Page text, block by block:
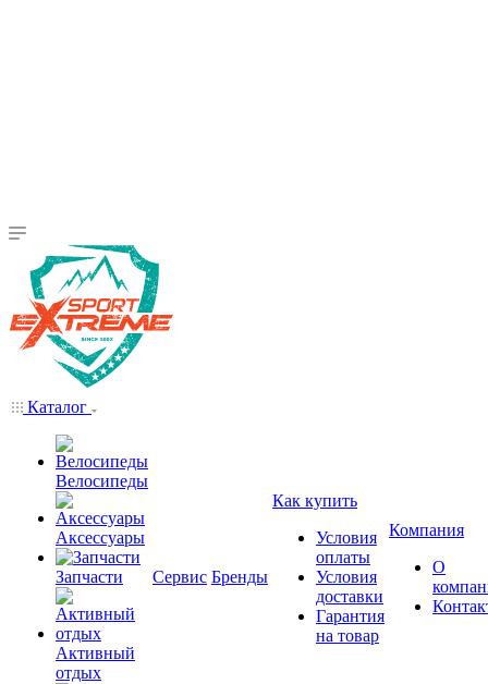
Каталог
Велосипеды
Аксессуары
Запчасти
Активный
отдых
Сервис Бренды
Как купить
Условия
оплаты
Условия
доставки
Гарантия
на товар
Компания
О